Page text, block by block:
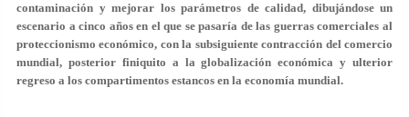
contaminación y mejorar los parámetros de calidad, dibujándose un
escenario a cinco años en el que se pasaría de las guerras comerciales al
proteccionismo económico, con la subsiguiente contracción del comercio
mundial, posterior finiquito a la globalización económica y ulterior
regreso a los compartimentos estancos en la economía mundial.